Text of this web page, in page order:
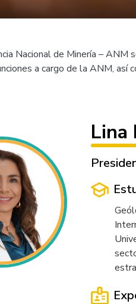
Nacional de Minería – ANM
a cargo de la ANM,
Lina